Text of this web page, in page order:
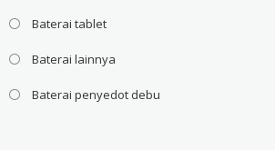
Baterai tablet
Baterai lainnya
Baterai penyedot debu